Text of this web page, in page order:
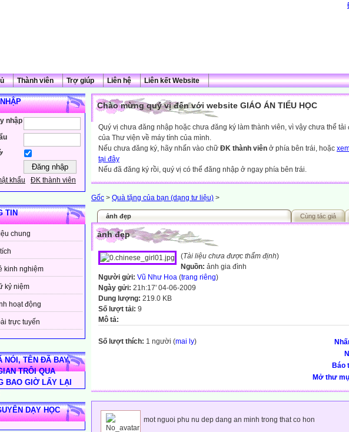
Thành viên Trợ giúp Liên hệ Liên kết Website
nhập
khẩu ĐK thành viên
TIN
chung
kinh nghiệm
kỷ niệm
hoạt động
trực tuyến
NÓI, TÊN ĐÃ BAY,
TRÔI QUA
BAO GIỜ LẤY LẠI
DẠY HỌC
Chào mừng quý vị đến với website GIÁO ÁN TIỂU HỌC
Quý vị chưa đăng nhập hoặc chưa đăng ký làm thành viên, vì vậy chưa thể tải
của Thư viện về máy tính của mình.
Nếu chưa đăng ký, hãy nhấn vào chữ ĐK thành viên ở phía bên trái, hoặc
tại đây
Nếu đã đăng ký rồi, quý vị có thể đăng nhập ở ngay phía bên trái.
Gốc > Quà tặng của bạn (dạng tư liệu) >
ảnh đẹp Cùng tác giả
ảnh đẹp
(Tài liệu chưa được thẩm định)
Nguồn: ảnh gia đình
Người gửi: Vũ Như Hoa (trang riêng)
Ngày gửi: 21h:17' 04-06-2009
Dung lượng: 219.0 KB
Số lượt tải: 9
Mô tả:
Báo
Mở thư
Số lượt thích: 1 người (mai ly)
mot nguoi phu nu dep dang an minh trong that co hon